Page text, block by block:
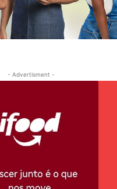
- Advertisment -